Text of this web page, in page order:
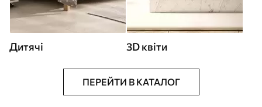
Дитячі 3D квіти
ПЕРЕЙТИ В КАТАЛОГ